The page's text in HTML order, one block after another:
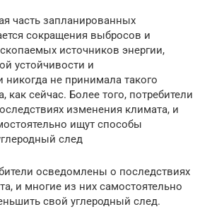
часть запланированных
сокращения выбросов и
источников энергии,
устойчивости и
никогда не принимала такого
как сейчас. Более того, потребители
изменения климата, и
ищут способы
след
осведомлены о последствиях
и многие из них самостоятельно
свой углеродный след.